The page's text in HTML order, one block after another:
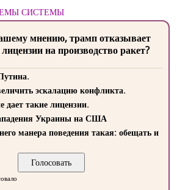
СИСТЕМЫ
мнению, трамп отказывает
на производство ракет?
эскалацию конфликта.
дает такие лицензии.
Украины на США
манера поведения такая: обещать и